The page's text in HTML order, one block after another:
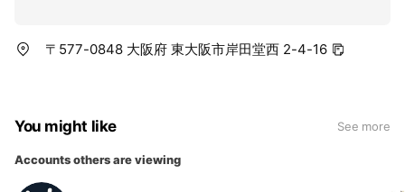
〒577-0848 大阪府 東大阪市岸田堂西 2-4-16
You might like See more
Accounts others are viewing